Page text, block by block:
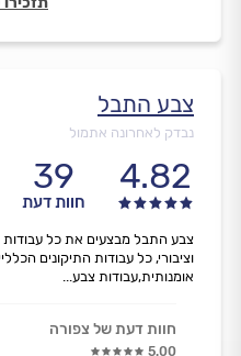
צבע התבל
נבדק לאחרונה אתמול
4.82
39
חוות דעת
צבע התבל מבצעים את כל עבודות
וציבורי, כל עבודות התיקונים
אומנותית,עבודות צבע...
חוות דעת של צפורה
5.00